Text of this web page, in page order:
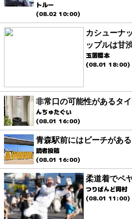
トルー
(08.02 10:00)
カシューナ
ップルは甘
玉置標本
(08.01 18:00)
非常口の可能性があるタ
んちゅたぐい
(08.01 16:00)
青森駅前にはビーチがある
読者投稿
(08.01 16:00)
柔道着でペ
つりばんど岡村
(08.01 11:00)